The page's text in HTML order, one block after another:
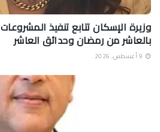
وزيرة الإسكان تتابع تنفيذ
بالعاشر من رمضان وحدائق العاشر